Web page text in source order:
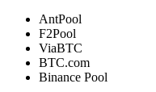
AntPool
F2Pool
ViaBTC
BTC.com
Binance Pool